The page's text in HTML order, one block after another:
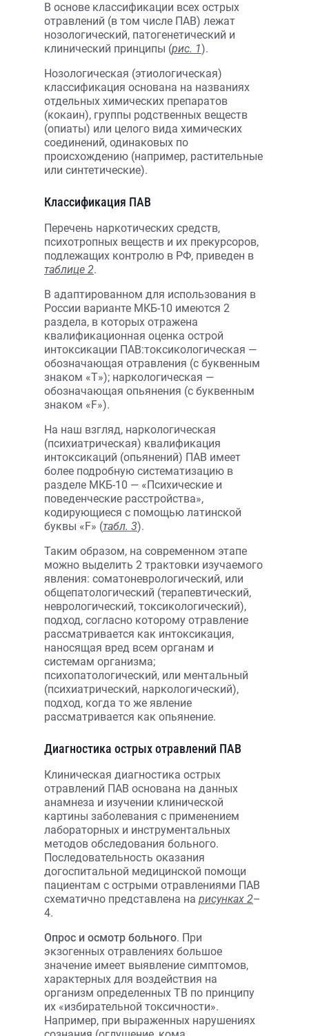
В основе классификации всех острых
отравлений (в том числе ПАВ) лежат
нозологический, патогенетический и
клинический принципы (рис. 1).
Нозологическая (этиологическая)
классификация основана на названиях
отдельных химических препаратов
(кокаин), группы родственных веществ
(опиаты) или целого вида химических
соединений, одинаковых по
происхождению (например, растительные
или синтетические).
Классификация ПАВ
Перечень наркотических средств,
психотропных веществ и их прекурсоров,
подлежащих контролю в РФ, приведен в
таблице 2.
В адаптированном для использования в
России варианте МКБ-10 имеются 2
раздела, в которых отражена
квалификационная оценка острой
интоксикации ПАВ:токсикологическая —
обозначающая отравления (с буквенным
знаком «Т»); наркологическая —
обозначающая опьянения (с буквенным
знаком «F»).
На наш взгляд, наркологическая
(психиатрическая) квалификация
интоксикаций (опьянений) ПАВ имеет
более подробную систематизацию в
разделе МКБ-10 — «Психические и
поведенческие расстройства»,
кодирующиеся с помощью латинской
буквы «F» (табл. 3).
Таким образом, на современном этапе
можно выделить 2 трактовки изучаемого
явления: соматоневрологический, или
общепатологический (терапевтический,
неврологический, токсикологический),
подход, согласно которому отравление
рассматривается как интоксикация,
наносящая вред всем органам и
системам организма;
психопатологический, или ментальный
(психиатрический, наркологический),
подход, когда то же явление
рассматривается как опьянение.
Диагностика острых отравлений ПАВ
Клиническая диагностика острых
отравлений ПАВ основана на данных
анамнеза и изучении клинической
картины заболевания с применением
лабораторных и инструментальных
методов обследования больного.
Последовательность оказания
догоспитальной медицинской помощи
пациентам с острыми отравлениями ПАВ
схематично представлена на рисунках 2–
4.
Опрос и осмотр больного. При
экзогенных отравлениях большое
значение имеет выявление симптомов,
характерных для воздействия на
организм определенных ТВ по принципу
их «избирательной токсичности».
Например, при выраженных нарушениях